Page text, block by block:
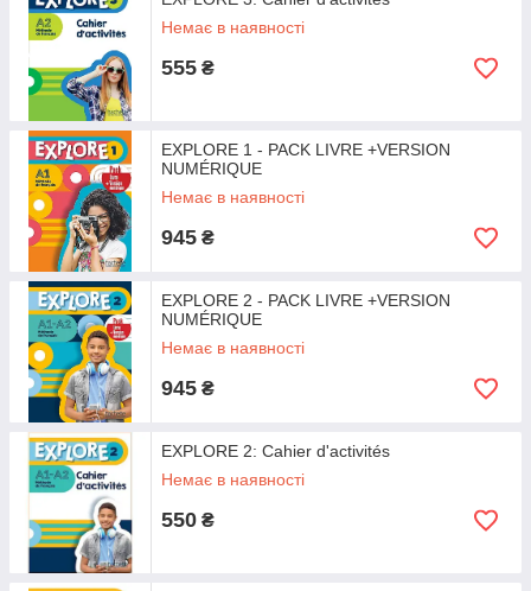
Немає в наявності
555 ₴
EXPLORE 1 - PACK LIVRE +VERSION
NUMÉRIQUE
Немає в наявності
945 ₴
EXPLORE 2 - PACK LIVRE +VERSION
NUMÉRIQUE
Немає в наявності
945 ₴
EXPLORE 2: Cahier d'activités
Немає в наявності
550 ₴